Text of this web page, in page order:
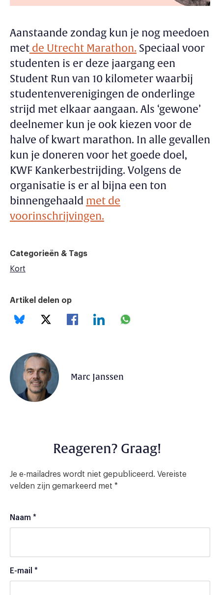
Aanstaande zondag kun je nog meedoen
met de Utrecht Marathon. Speciaal voor
studenten is er deze jaargang een
Student Run van 10 kilometer waarbij
studentenverenigingen de onderlinge
strijd met elkaar aangaan. Als ‘gewone’
deelnemer kun je ook kiezen voor de
halve of kwart marathon. In alle gevallen
kun je doneren voor het goede doel,
KWF Kankerbestrijding. Volgens de
organisatie is er al bijna een ton
binnengehaald met de
voorinschrijvingen.
Categorieën & Tags
Kort
Artikel delen op
Marc Janssen
Reageren? Graag!
Je e-mailadres wordt niet gepubliceerd. Vereiste
velden zijn gemarkeerd met *
Naam *
E-mail *